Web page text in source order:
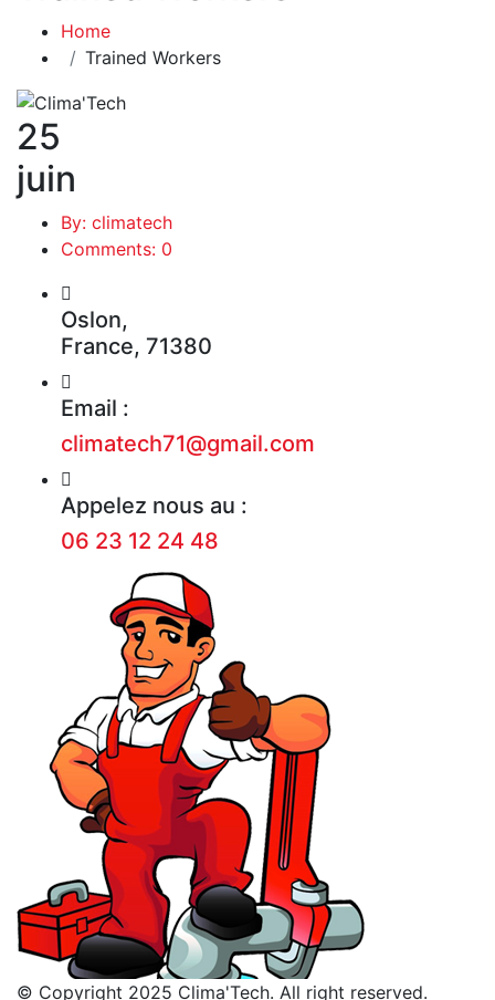
Home
Trained Workers
25
juin
By: climatech
Comments: 0
Oslon,
France, 71380
Email :
climatech71@gmail.com
Appelez nous au :
06 23 12 24 48
© Copyright 2025 Clima'Tech. All right reserved.